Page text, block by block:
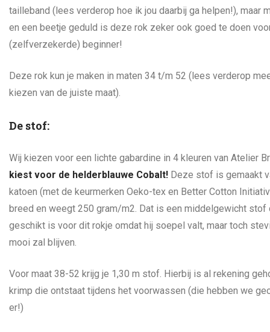
tailleband (lees verderop hoe ik jou daarbij ga helpen!), maar
en een beetje geduld is deze rok zeker ook goed te doen
(zelfverzekerde) beginner!
Deze rok kun je maken in maten 34 t/m 52 (lees verderop
kiezen van de juiste maat).
De stof:
Wij kiezen voor een lichte gabardine in 4 kleuren van Atelier
kiest voor de helderblauwe Cobalt! Deze stof is gemaakt
katoen (met de keurmerken Oeko-tex en Better Cotton
breed en weegt 250 gram/m2. Dat is een middelgewicht stof
geschikt is voor dit rokje omdat hij soepel valt, maar toch
mooi zal blijven.
Voor maat 38-52 krijg je 1,30 m stof. Hierbij is al rekening
krimp die ontstaat tijdens het voorwassen (die hebben we
er!)